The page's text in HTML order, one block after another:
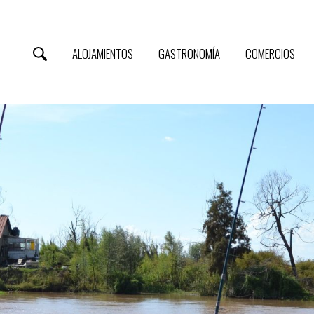
ALOJAMIENTOS GASTRONOMÍA COMERCIOS